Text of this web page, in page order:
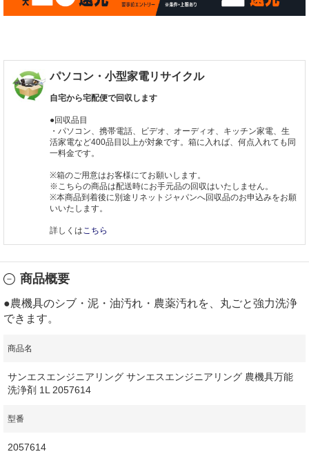
パソコン・小型家電リサイクル
自宅から宅配便で回収します
●回収品目
・パソコン、携帯電話、ビデオ、オーディオ、キッチン家電、生
活家電など400品目以上が対象です。箱に入れば、何点入れても同
一料金です。
※箱のご用意はお客様にてお願いします。
※こちらの商品は配送時にお手元品の回収はいたしません。
※本商品到着後に別途リネットジャパンへ回収品のお申込みをお願
いいたします。
詳しくは こちら
商品概要
●農機具のシブ・泥・油汚れ・農薬汚れを、丸ごと強力洗浄
できます。
商品名
サンエスエンジニアリング サンエスエンジニアリング 農機具万能
洗浄剤 1L 2057614
型番
2057614